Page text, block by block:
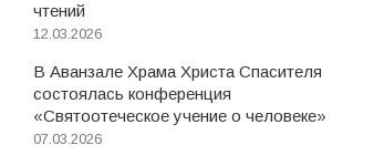
чтений
12.03.2026
В Аванзале Храма Христа Спасителя
состоялась конференция
«Святоотеческое учение о человеке»
07.03.2026